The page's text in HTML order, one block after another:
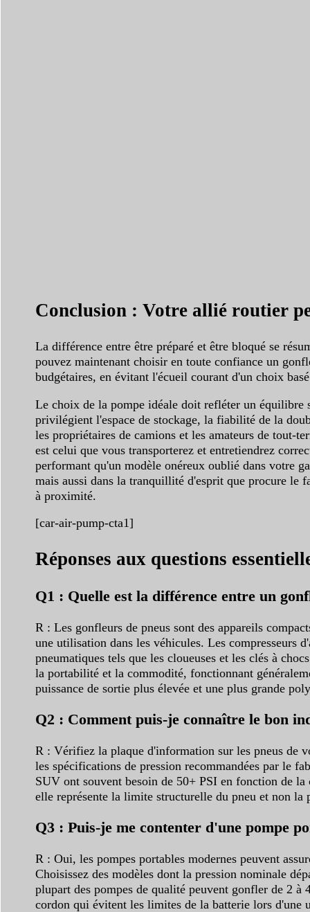
Conclusion : Votre allié routier
La différence entre être préparé et être bloqué se
pouvez maintenant choisir en toute confiance un
budgétaires, en évitant l'écueil courant d'un choix
Le choix de la pompe idéale doit refléter un équilibre
privilégient l'espace de stockage, la fiabilité de la
les propriétaires de camions et les amateurs de tout-
est celui que vous transporterez et entretiendrez
performant qu'un modèle onéreux oublié dans votre
mais aussi dans la tranquillité d'esprit que procure le
à proximité.
[car-air-pump-cta1]
Réponses aux questions
Q1 : Quelle est la différence entre un
R : Les gonfleurs de pneus sont des appareils
une utilisation dans les véhicules. Les compresseurs
pneumatiques tels que les cloueuses et les clés à
la portabilité et la commodité, fonctionnant
puissance de sortie plus élevée et une plus grande
Q2 : Comment puis-je connaître le bon
R : Vérifiez la plaque d'information sur les pneus de
les spécifications de pression recommandées par le
SUV ont souvent besoin de 50+ PSI en fonction de
elle représente la limite structurelle du pneu et non
Q3 : Puis-je me contenter d'une pompe
R : Oui, les pompes portables modernes peuvent
Choisissez des modèles dont la pression nominale
plupart des pompes de qualité peuvent gonfler de 2
cordon qui évitent les limites de la batterie lors d'une